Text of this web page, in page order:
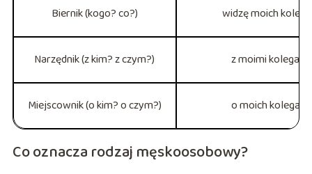
Biernik (kogo? co?) widzę moich
Narzędnik (z kim? z czym?) z moimi kolegami
Miejscownik (o kim? o czym?) o moich kolegach
Co oznacza rodzaj męskoosobowy?